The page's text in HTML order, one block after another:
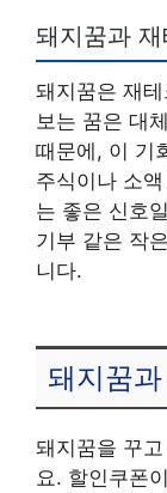
돼지꿈과
돼지꿈은 재
보는 꿈은 대
때문에, 이 기
주식이나 소
는 좋은 신호
기부 같은 작
니다.
돼지꿈
돼지꿈을 꾸
요. 할인쿠폰